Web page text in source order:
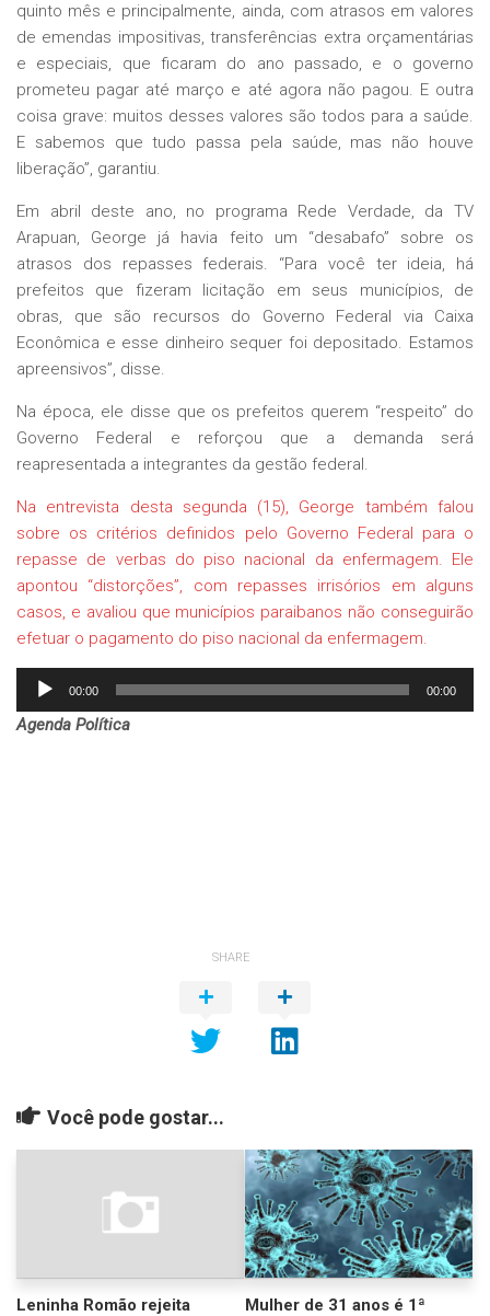
quinto mês e principalmente, ainda, com atrasos em valores
de emendas impositivas, transferências extra orçamentárias
e especiais, que ficaram do ano passado, e o governo
prometeu pagar até março e até agora não pagou. E outra
coisa grave: muitos desses valores são todos para a saúde.
E sabemos que tudo passa pela saúde, mas não houve
liberação”, garantiu.
Em abril deste ano, no programa Rede Verdade, da TV
Arapuan, George já havia feito um “desabafo” sobre os
atrasos dos repasses federais. “Para você ter ideia, há
prefeitos que fizeram licitação em seus municípios, de
obras, que são recursos do Governo Federal via Caixa
Econômica e esse dinheiro sequer foi depositado. Estamos
apreensivos”, disse.
Na época, ele disse que os prefeitos querem “respeito” do
Governo Federal e reforçou que a demanda será
reapresentada a integrantes da gestão federal.
Na entrevista desta segunda (15), George também falou
sobre os critérios definidos pelo Governo Federal para o
repasse de verbas do piso nacional da enfermagem. Ele
apontou “distorções”, com repasses irrisórios em alguns
casos, e avaliou que municípios paraibanos não conseguirão
efetuar o pagamento do piso nacional da enfermagem.
Tocador
áudio
00:00 00:00
Agenda Política
SHARE
Você pode gostar...
Leninha Romão rejeita
Mulher de 31 anos é 1ª